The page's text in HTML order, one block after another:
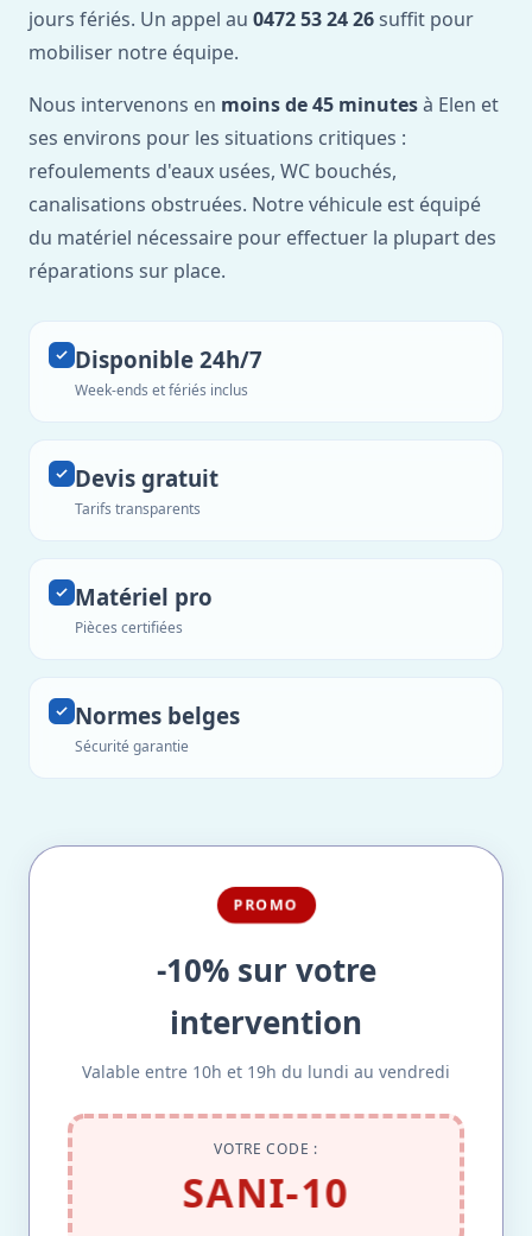
jours fériés. Un appel au 0472 53 24 26 suffit pour
mobiliser notre équipe.
Nous intervenons en moins de 45 minutesà Elen et
ses environs pour les situations critiques :
refoulements d'eaux usées, WC bouchés,
canalisations obstruées. Notre véhicule est équipé
du matériel nécessaire pour effectuer la plupart des
réparations sur place.
Disponible 24h/7
Week-ends et fériés inclus
Devis gratuit
Tarifs transparents
Matériel pro
Pièces certifiées
Normes belges
Sécurité garantie
PROMO
-10% sur votre
intervention
Valable entre 10h et 19h du lundi au vendredi
VOTRE CODE :
SANI-10